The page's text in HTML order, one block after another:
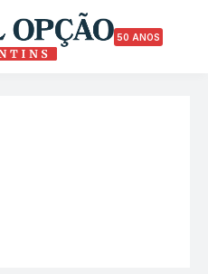
50 ANOS